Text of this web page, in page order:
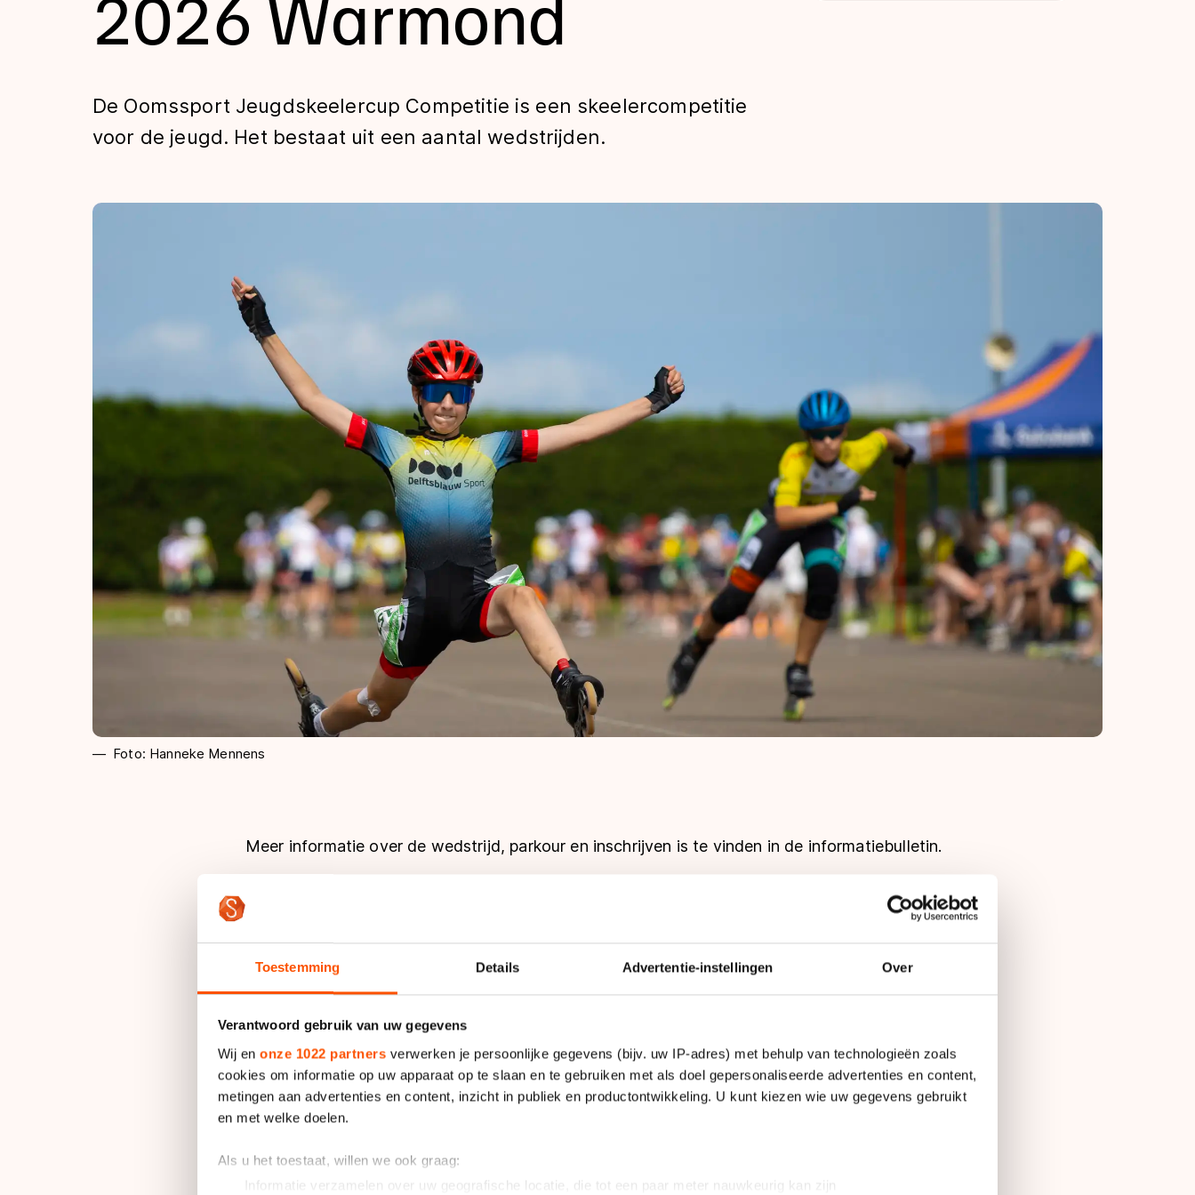
Toestemming Details Advertentie-instellingen Over
Verantwoord gebruik van uw gegevens
Wij en onze 1022 partners verwerken je persoonlijke gegevens (bijv. uw IP-adres) met behulp van technologieën zoals
cookies om informatie op uw apparaat op te slaan en te gebruiken met als doel gepersonaliseerde advertenties en content,
metingen aan advertenties en content, inzicht in publiek en productontwikkeling. U kunt kiezen wie uw gegevens gebruikt
en met welke doelen.
Als u het toestaat, willen we ook graag:
Informatie verzamelen over uw geografische locatie, die tot een paar meter nauwkeurig kan zijn
Tijden & historie
De weg op
De Oomssport Jeugdskeelercup Competitie is een skeelercompetitie
voor de jeugd. Het bestaat uit een aantal wedstrijden.
Foto: Hanneke Mennens
Meer informatie over de wedstrijd, parkour en inschrijven is te vinden in de informatiebulletin.
Informatie
Deelnemerslijst
Deelnemers kunnen zich per wedstrijd inschrijven via
Zaterdag 14 juni